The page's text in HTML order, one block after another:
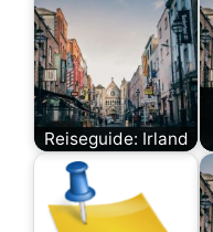
Reiseguide: Irland